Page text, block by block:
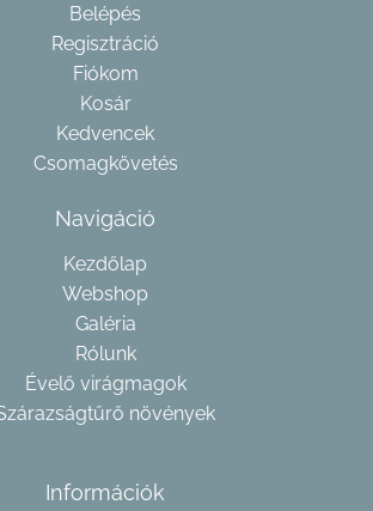
Belépés
Regisztráció
Fiókom
Kosár
Kedvencek
Csomagkövetés
Navigáció
Kezdőlap
Webshop
Galéria
Rólunk
Évelő virágmagok
növények
Információk